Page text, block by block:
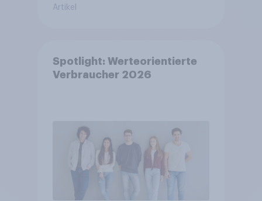
Artikel
Spotlight: Werteorientierte
Verbraucher 2026